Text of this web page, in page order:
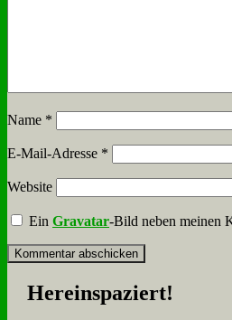
Name *
E-Mail-Adresse *
Website
EinGravatar-Bild neben meinen
Her­ein­spa­ziert!